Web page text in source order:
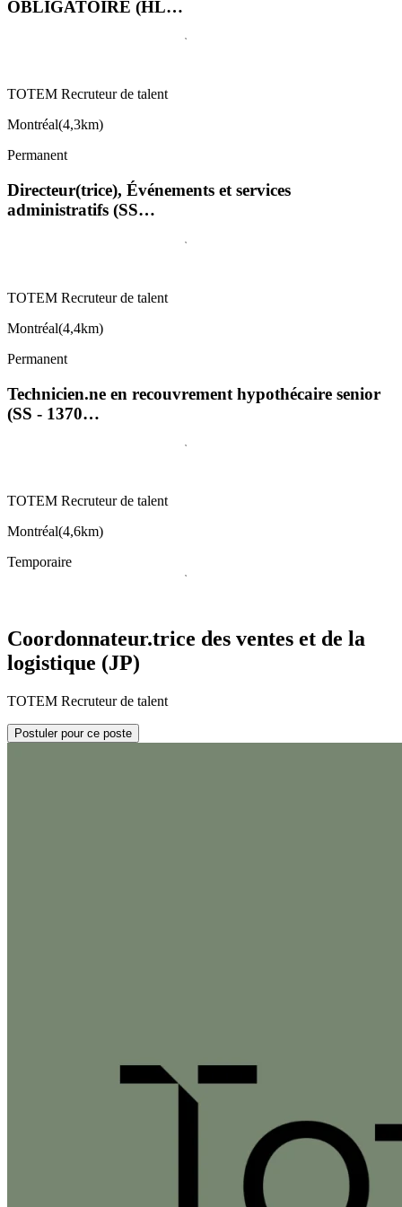
OBLIGATOIRE (HL…
TOTEM Recruteur de talent
Montréal(4,3km)
Permanent
Directeur(trice), Événements et services
administratifs (SS…
TOTEM Recruteur de talent
Montréal(4,4km)
Permanent
Technicien.ne en recouvrement hypothécaire senior
(SS - 1370…
TOTEM Recruteur de talent
Montréal(4,6km)
Temporaire
Coordonnateur.trice des ventes et de la
logistique (JP)
TOTEM Recruteur de talent
Postuler pour ce poste